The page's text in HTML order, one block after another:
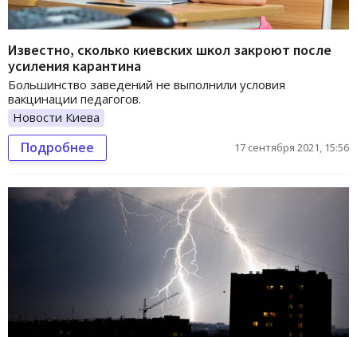
Известно, сколько киевских школ закроют после
усиления карантина
Большинство заведений не выполнили условия
вакцинации педагогов.
Новости Киева
Подробнее 17 сентября 2021, 15:56